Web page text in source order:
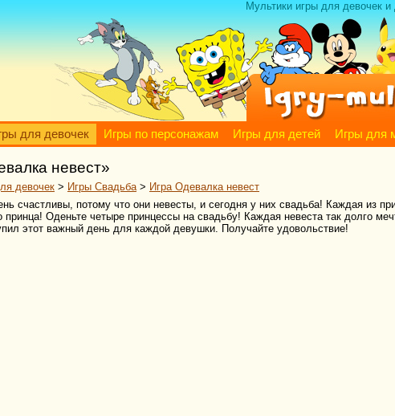
Мультики игры для девочек
для девочек Игры по персонажам Игры для детей Игры для
невест»
девочек > Игры Свадьба> Игра Одевалка невест
счастливы, потому что они невесты, и сегодня у них свадьба! Каждая из
принца! Оденьте четыре принцессы на свадьбу! Каждая невеста так долго
этот важный день для каждой девушки. Получайте удовольствие!